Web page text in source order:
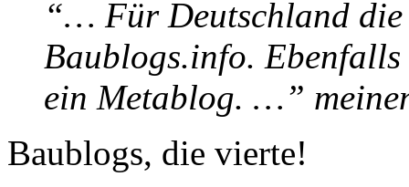
“… Für Deutschland
Baublogs.info.
ein Metablog. …”
Baublogs, die vierte!